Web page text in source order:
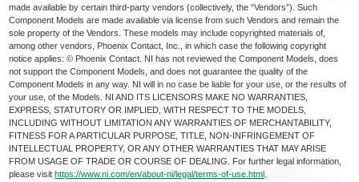
made available by certain third-party vendors (collectively, the “Vendors”). Such
Component Models are made available via license from such Vendors and remain the
sole property of the Vendors. These models may include copyrighted materials of,
among other vendors, Phoenix Contact, Inc., in which case the following copyright
notice applies: © Phoenix Contact. NI has not reviewed the Component Models, does
not support the Component Models, and does not guarantee the quality of the
Component Models in any way. NI will in no case be liable for your use, or the results of
your use, of the Models. NI AND ITS LICENSORS MAKE NO WARRANTIES,
EXPRESS, STATUTORY OR IMPLIED, WITH RESPECT TO THE MODELS,
INCLUDING WITHOUT LIMITATION ANY WARRANTIES OF MERCHANTABILITY,
FITNESS FOR A PARTICULAR PURPOSE, TITLE, NON-INFRINGEMENT OF
INTELLECTUAL PROPERTY, OR ANY OTHER WARRANTIES THAT MAY ARISE
FROM USAGE OF TRADE OR COURSE OF DEALING. For further legal information,
please visithttps://www.ni.com/en/about-ni/legal/terms-of-use.html